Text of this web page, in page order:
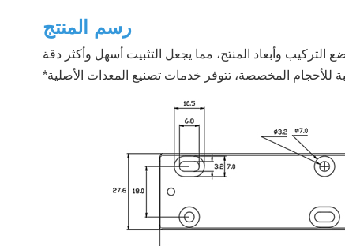
رسم المنتج
وأبعاد المنتج، مما يجعل التثبيت أسهل وأكثر دقة